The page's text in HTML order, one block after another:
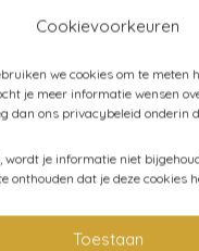
Cookievoorkeuren
we cookies om te meten
je meer informatie wensen
dan ons privacybeleid onderin
wordt je informatie niet
onthouden dat je deze cookies
Toestaan
essentiële details zijn
favoriet geworden
en
voor alle